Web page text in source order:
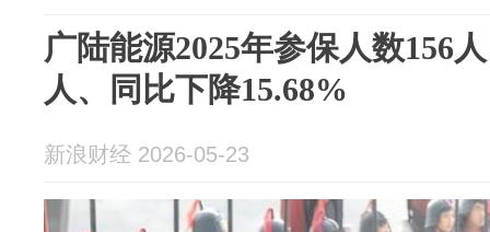
广陆能源2025年参保人数156
人、同比下降15.68%
新浪财经 2026-05-23